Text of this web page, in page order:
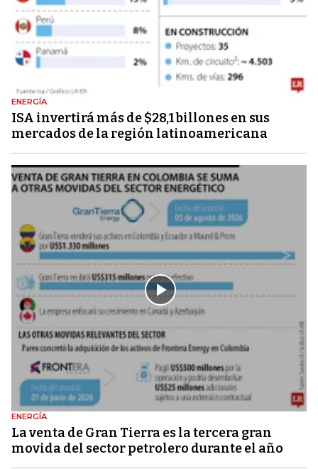
ENERGÍA
ISA invertirá más de $28,1 billones en sus
mercados de la región latinoamericana
ENERGÍA
La venta de Gran Tierra es la tercera gran
movida del sector petrolero durante el año